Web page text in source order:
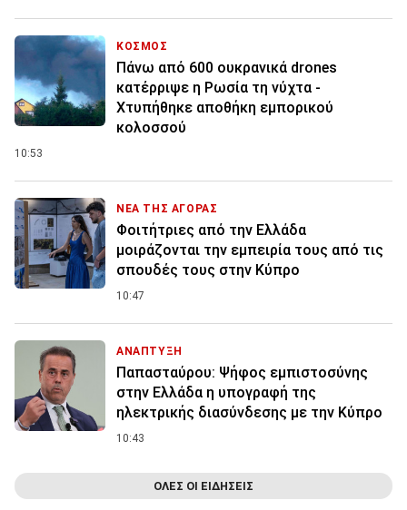
ΚΟΣΜΟΣ
Πάνω από 600 ουκρανικά drones
κατέρριψε η Ρωσία τη νύχτα -
Χτυπήθηκε αποθήκη εμπορικού
κολοσσού
10:53
ΝΕΑ ΤΗΣ ΑΓΟΡΑΣ
Φοιτήτριες από την Ελλάδα
μοιράζονται την εμπειρία τους από τις
σπουδές τους στην Κύπρο
10:47
ΑΝΑΠΤΥΞΗ
Παπασταύρου: Ψήφος εμπιστοσύνης
στην Ελλάδα η υπογραφή της
ηλεκτρικής διασύνδεσης με την Κύπρο
10:43
ΟΛΕΣ ΟΙ ΕΙΔΗΣΕΙΣ